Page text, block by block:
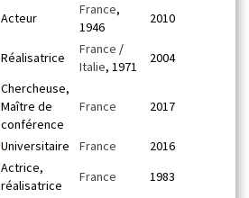
Acteur
France,
1946
2010
Réalisatrice
France /
Italie, 1971
2004
Chercheuse,
Maître de
conférence
France 2017
Universitaire France
2016
Actrice,
réalisatrice
France
1983